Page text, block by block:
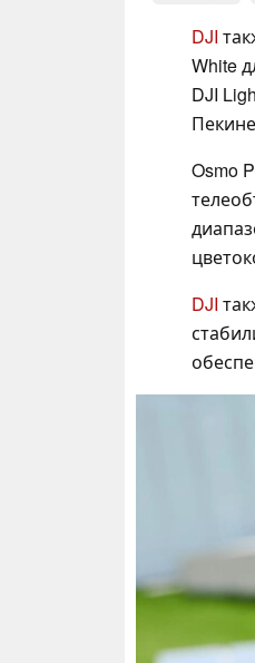
DJI
White
DJI
Osmo
DJI